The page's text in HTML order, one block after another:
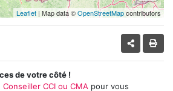
Leaflet | Map data ©OpenStreetMapcontributors
de votre côté !
Conseiller CCI ou CMA pour vous